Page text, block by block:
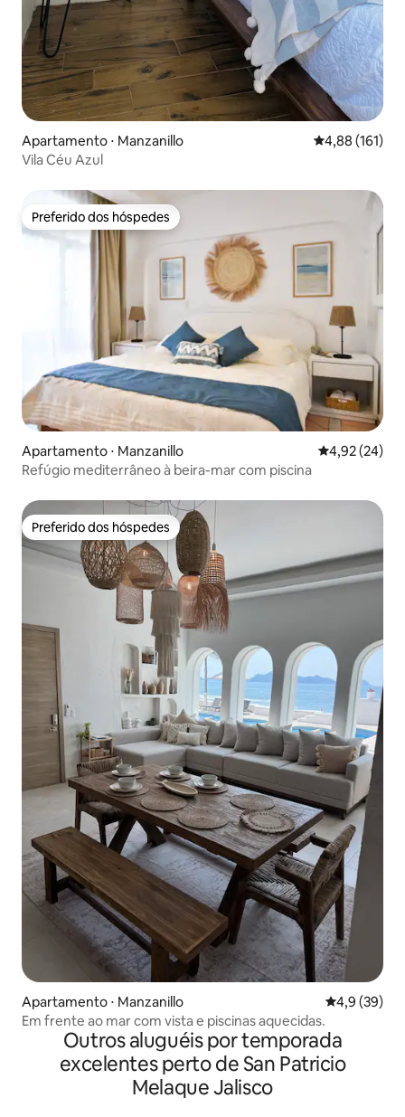
Apartamento ⋅ Manzanillo 4,88 de uma
4,88 (161)
Vila Céu Azul
Preferido dos hóspedes
Preferido dos hóspedes
Apartamento ⋅ Manzanillo 4,92 de uma
4,92 (24)
Refúgio mediterrâneo à beira-mar com piscina
Preferido dos hóspedes
Preferido dos hóspedes
Apartamento ⋅ Manzanillo 4,9 de uma
4,9 (39)
Em frente ao mar com vista e piscinas aquecidas.
Outros aluguéis por temporada
excelentes perto de San Patricio
Melaque Jalisco